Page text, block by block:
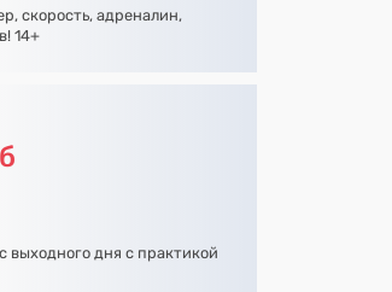
скорость, адреналин,
14+
дня с практикой